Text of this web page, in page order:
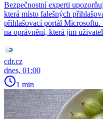
Bezpečnostní experti
která místo falešných
přihlašovací portál
na oprávnění, která jim
cdr.cz
dnes, 01:00
1 min